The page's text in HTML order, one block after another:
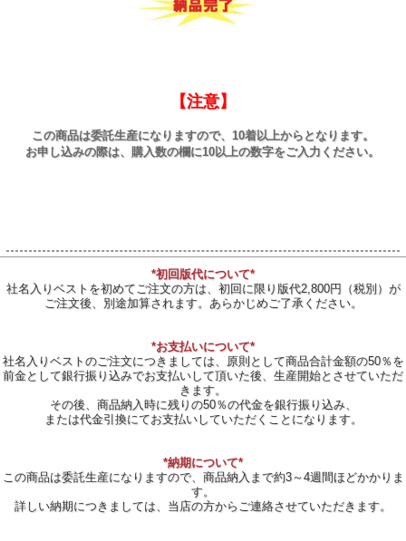
【注意】
この商品は委託生産になりますので、10着以上からとなります。
お申し込みの際は、購入数の欄に10以上の数字をご入力ください。
*初回版代について*
社名入りベストを初めてご注文の方は、初回に限り版代2,800円（税別）が
ご注文後、別途加算されます。あらかじめご了承ください。
*お支払いについて*
社名入りベストのご注文につきましては、原則として商品合計金額の50％を
前金として銀行振り込みでお支払いして頂いた後、生産開始とさせていただ
きます。
その後、商品納入時に残りの50％の代金を銀行振り込み、
または代金引換にてお支払いしていただくことになります。
*納期について*
この商品は委託生産になりますので、商品納入まで約3～4週間ほどかかりま
す。
詳しい納期につきましては、当店の方からご連絡させていただきます。